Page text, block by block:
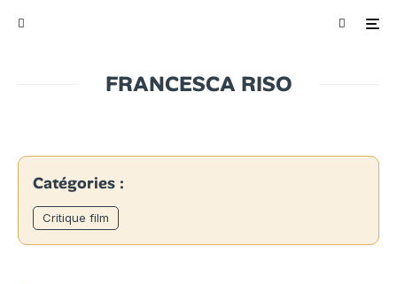
FRANCESCA RISO
Catégories :
Critique film